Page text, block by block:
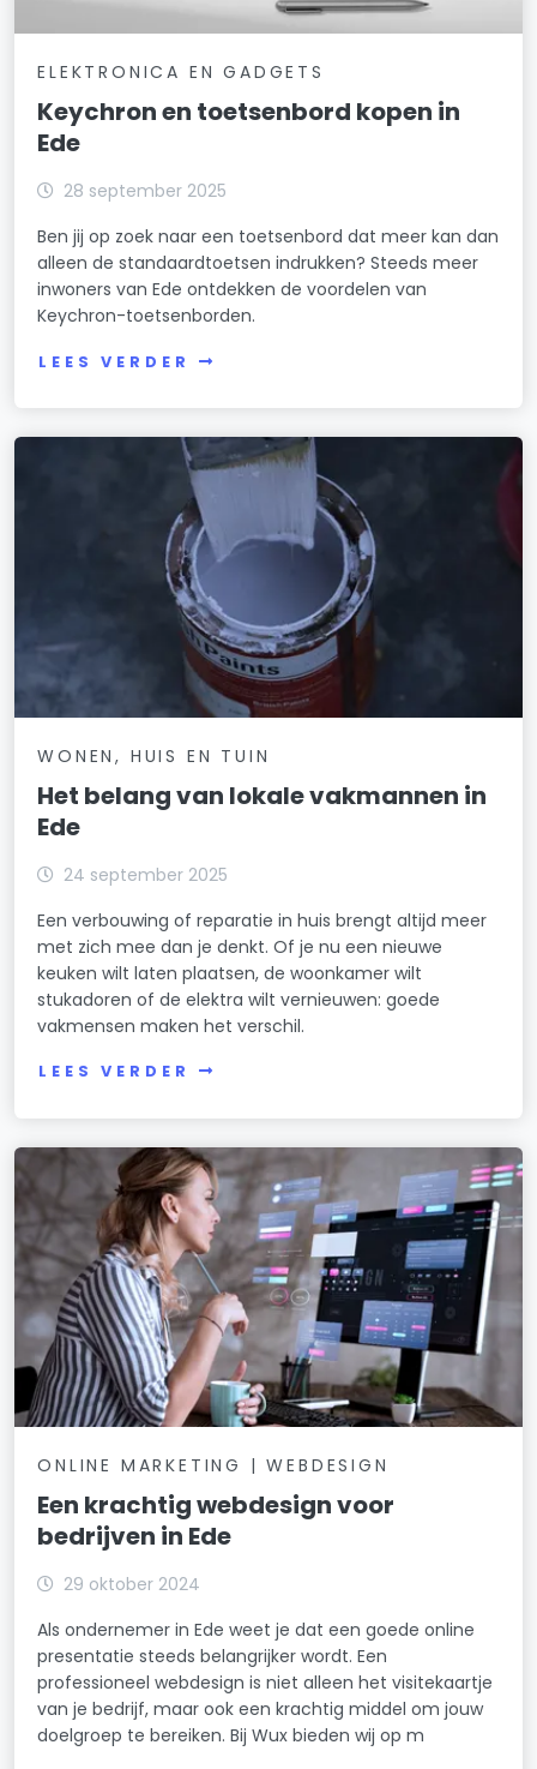
ELEKTRONICA EN GADGETS
Keychron en toetsenbord kopen in
Ede
28 september 2025
Ben jij op zoek naar een toetsenbord dat meer kan dan
alleen de standaardtoetsen indrukken? Steeds meer
inwoners van Ede ontdekken de voordelen van
Keychron-toetsenborden.
LEES VERDER
WONEN, HUIS EN TUIN
Het belang van lokale vakmannen in
Ede
24 september 2025
Een verbouwing of reparatie in huis brengt altijd meer
met zich mee dan je denkt. Of je nu een nieuwe
keuken wilt laten plaatsen, de woonkamer wilt
stukadoren of de elektra wilt vernieuwen: goede
vakmensen maken het verschil.
LEES VERDER
ONLINE MARKETING | WEBDESIGN
Een krachtig webdesign voor
bedrijven in Ede
29 oktober 2024
Als ondernemer in Ede weet je dat een goede online
presentatie steeds belangrijker wordt. Een
professioneel webdesign is niet alleen het visitekaartje
van je bedrijf, maar ook een krachtig middel om jouw
doelgroep te bereiken. Bij Wux bieden wij op m